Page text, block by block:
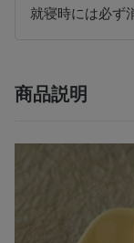
就寝時には必ず
商品説明